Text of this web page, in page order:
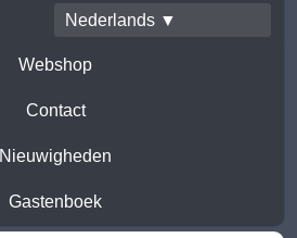
Nederlands ▼
Webshop
Contact
Nieuwigheden
Gastenboek